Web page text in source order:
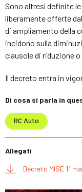
Sono altresì definite
liberamente offerte
di ampliamento della
incidono sulla
clausole di riduzione
Il decreto entra in
Di cosa si parla in
RC Auto
Allegati
Decreto MISE 11